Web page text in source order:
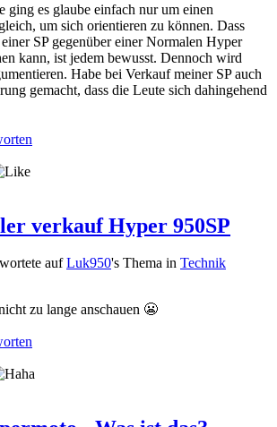
ging es glaube einfach nur um einen
um sich orientieren zu können. Dass
SP gegenüber einer Normalen Hyper
kann, ist jedem bewusst. Dennoch wird
Habe bei Verkauf meiner SP auch
gemacht, dass die Leute sich dahingehend
verkauf Hyper 950SP
aufLuk950's Thema in Technik
zu lange anschauen 😬